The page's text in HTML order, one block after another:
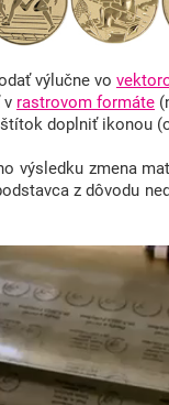
výlučne vo
v rastrovom formáte
doplniť ikonou
výsledku zmena
z dôvodu